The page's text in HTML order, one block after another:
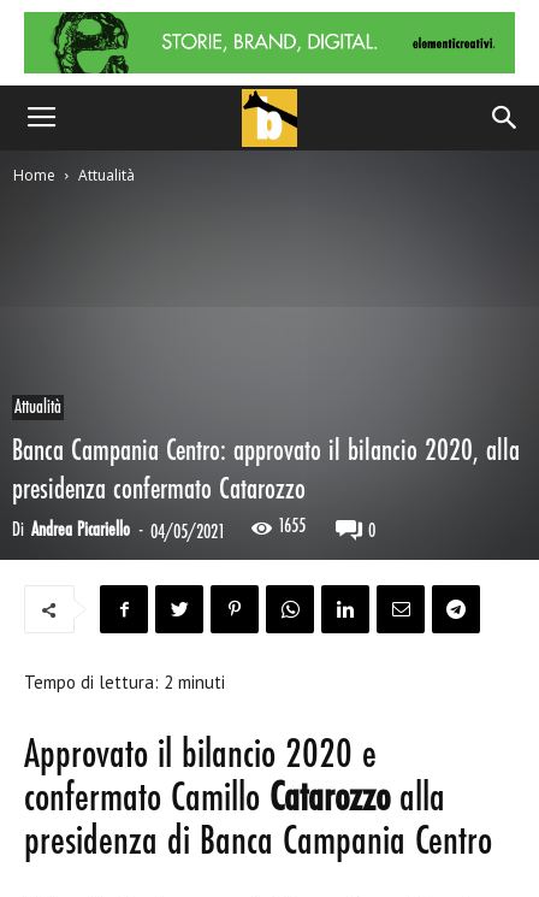
Home Attualità
Attualità
Banca Campania Centro: approvato il bilancio 2020, alla
presidenza confermato Catarozzo
Di Andrea Picariello - 04/05/2021 1655 0
Tempo di lettura: 2 minuti
Approvato il bilancio 2020 e
confermato Camillo Catarozzoalla
presidenza di Banca Campania Centro